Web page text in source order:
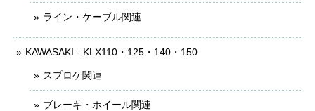
ライン・ケーブル関連
KAWASAKI - KLX110・125・140・150
スプロケ関連
ブレーキ・ホイール関連